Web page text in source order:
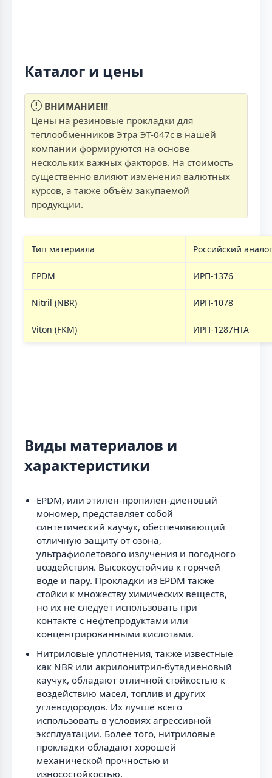
Каталог и цены
ВНИМАНИЕ!!!
Цены на резиновые прокладки для
теплообменников Этра ЭТ-047с в нашей
компании формируются на основе
нескольких важных факторов. На стоимость
существенно влияют изменения валютных
курсов, а также объём закупаемой
продукции.
Тип материала Российский аналог
EPDM ИРП-1376
Nitril (NBR) ИРП-1078
Viton (FKM) ИРП-1287НТА
Виды материалов и
характеристики
EPDM, или этилен-пропилен-диеновый
мономер, представляет собой
синтетический каучук, обеспечивающий
отличную защиту от озона,
ультрафиолетового излучения и погодного
воздействия. Высокоустойчив к горячей
воде и пару. Прокладки из EPDM также
стойки к множеству химических веществ,
но их не следует использовать при
контакте с нефтепродуктами или
концентрированными кислотами.
Нитриловые уплотнения, также известные
как NBR или акрилонитрил-бутадиеновый
каучук, обладают отличной стойкостью к
воздействию масел, топлив и других
углеводородов. Их лучше всего
использовать в условиях агрессивной
эксплуатации. Более того, нитриловые
прокладки обладают хорошей
механической прочностью и
износостойкостью.